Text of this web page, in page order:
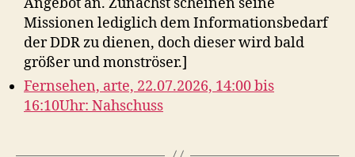
Missionen lediglich dem Informationsbedarf
der DDR zu dienen, doch dieser wird bald
größer und monströser.]
Fernsehen, arte, 22.07.2026, 14:00 bis
16:10Uhr: Nahschuss